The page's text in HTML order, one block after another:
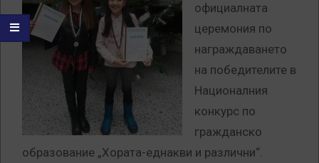
официалната
церемония по
награждаването
на победителите в
Националния
конкурс по
гражданско
образование „Хората-еднакви и различни“.